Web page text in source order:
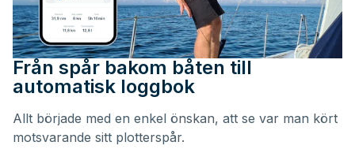
Från spår bakom båten till
automatisk loggbok
Allt började med en enkel önskan, att se var man kört
motsvarande sitt plotterspår.